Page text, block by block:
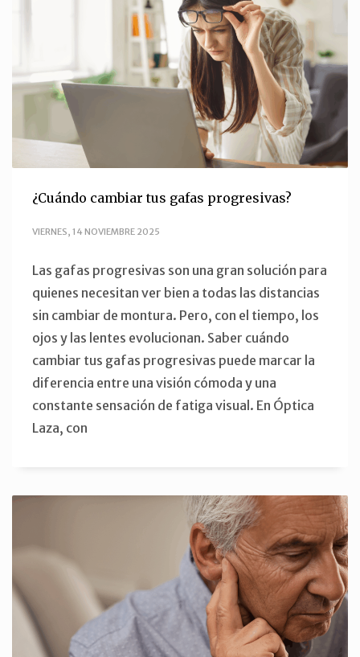
¿Cuándo cambiar tus gafas progresivas?
VIERNES, 14 NOVIEMBRE 2025
Las gafas progresivas son una gran solución para
quienes necesitan ver bien a todas las distancias
sin cambiar de montura. Pero, con el tiempo, los
ojos y las lentes evolucionan. Saber cuándo
cambiar tus gafas progresivas puede marcar la
diferencia entre una visión cómoda y una
constante sensación de fatiga visual. En Óptica
Laza, con